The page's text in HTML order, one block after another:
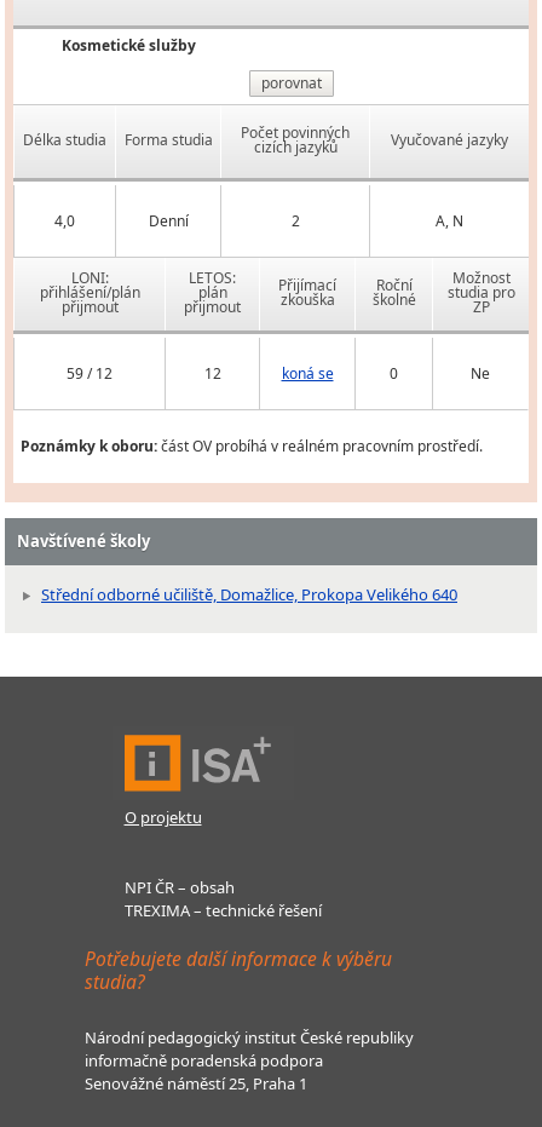
Kosmetické služby
porovnat
Délka studia Forma studia Počet povinných
cizích jazyků Vyučované jazyky
4,0 Denní 2 A, N
LONI:
přihlášení/plán
přijmout
LETOS:
plán
přijmout
Přijímací
zkouška
Roční
školné
Možnost
studia pro
ZP
59 / 12 12 koná se 0 Ne
Poznámky k oboru:část OV probíhá v reálném pracovním prostředí.
Navštívené školy
Střední odborné učiliště, Domažlice, Prokopa Velikého 640
O projektu
NPI ČR – obsah
TREXIMA – technické řešení
Potřebujete další informace k výběru
studia?
Národní pedagogický institut České republiky
informačně poradenská podpora
Senovážné náměstí 25, Praha 1